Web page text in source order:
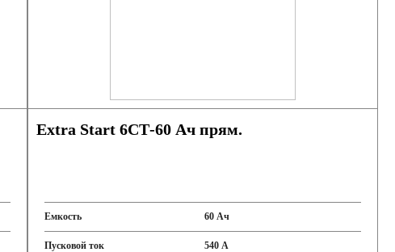
Extra Start 6СТ-60 Ач прям.
Емкость 60 Ач
Пусковой ток 540 А